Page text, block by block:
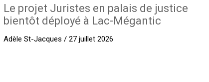
Le projet Juristes en palais de justice
bientôt déployé à Lac-Mégantic
Adèle St-Jacques / 27 juillet 2026